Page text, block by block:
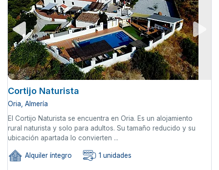
Cortijo Naturista
Oria, Almería
El Cortijo Naturista se encuentra en Oria. Es un alojamiento
rural naturista y solo para adultos. Su tamaño reducido y su
ubicación apartada lo convierten ...
Alquiler íntegro 1 unidades